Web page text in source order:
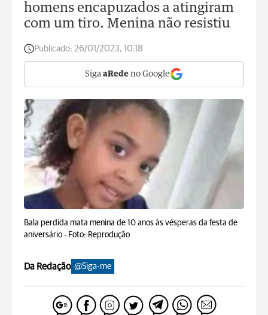
homens encapuzados a atingiram
com um tiro. Menina não resistiu
Publicado: 26/01/2023, 10:18
Siga aRede no Google
Bala perdida mata menina de 10 anos às vésperas da festa de
aniversário - Foto: Reprodução
Da Redação @Siga-me